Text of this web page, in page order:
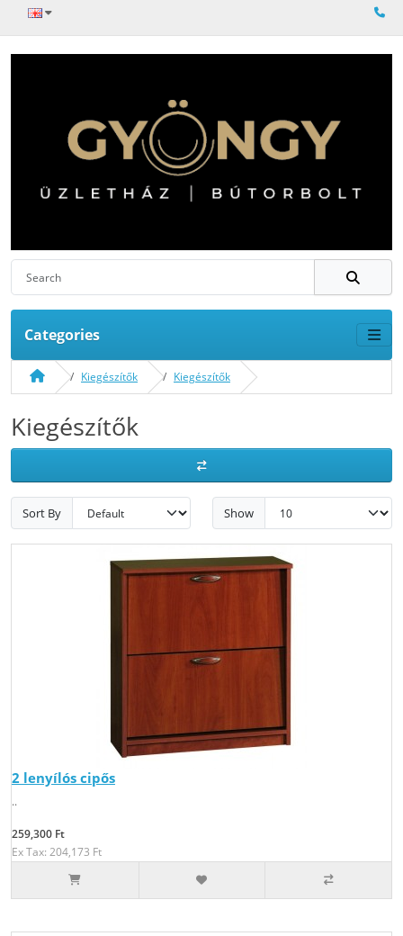
Categories
Kiegészítők Kiegészítők
Kiegészítők
Sort By Show
2 lenyílós cipős
..
259,300 Ft
Ex Tax: 204,173 Ft